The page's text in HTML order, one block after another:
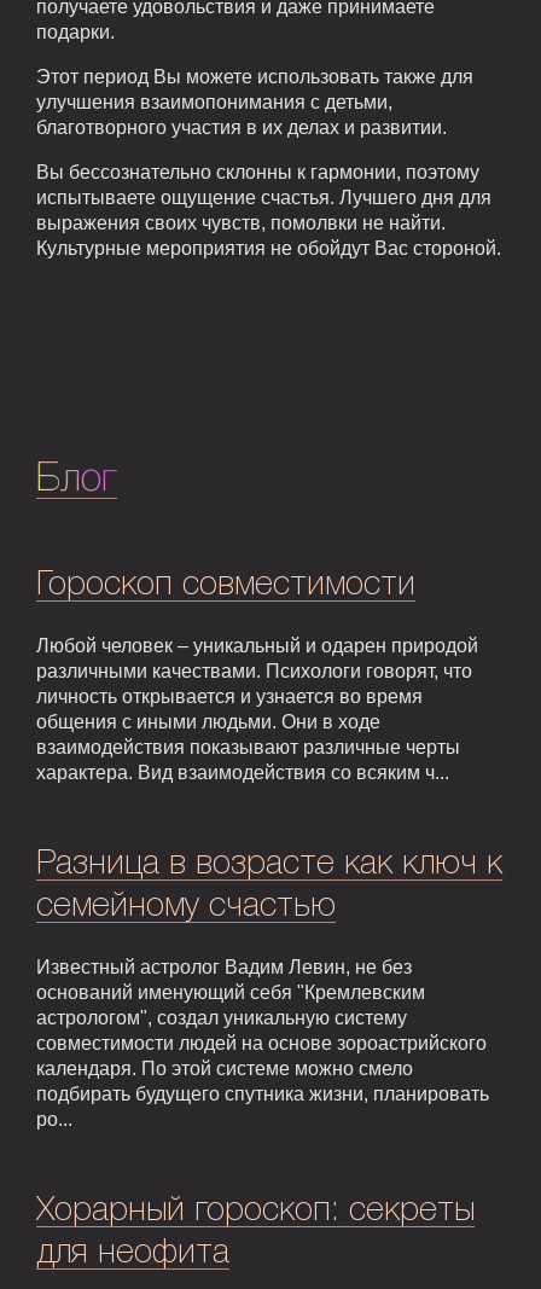
получаете удовольствия и даже принимаете
подарки.
Этот период Вы можете использовать также для
улучшения взаимопонимания с детьми,
благотворного участия в их делах и развитии.
Вы бессознательно склонны к гармонии, поэтому
испытываете ощущение счастья. Лучшего дня для
выражения своих чувств, помолвки не найти.
Культурные мероприятия не обойдут Вас стороной.
Блог
Гороскоп совместимости
Любой человек – уникальный и одарен природой
различными качествами. Психологи говорят, что
личность открывается и узнается во время
общения с иными людьми. Они в ходе
взаимодействия показывают различные черты
характера. Вид взаимодействия со всяким ч...
Разница в возрасте как ключ к
семейному счастью
Известный астролог Вадим Левин, не без
оснований именующий себя "Кремлевским
астрологом", создал уникальную систему
совместимости людей на основе зороастрийского
календаря. По этой системе можно смело
подбирать будущего спутника жизни, планировать
ро...
Хорарный гороскоп: секреты
для неофита